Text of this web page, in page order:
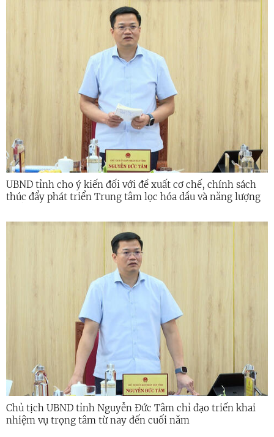
UBND tỉnh cho ý kiến đối với đề xuất cơ chế, chính sách
thúc đẩy phát triển Trung tâm lọc hóa dầu và năng lượng
Chủ tịch UBND tỉnh Nguyễn Đức Tâm chỉ đạo triển khai
nhiệm vụ trọng tâm từ nay đến cuối năm